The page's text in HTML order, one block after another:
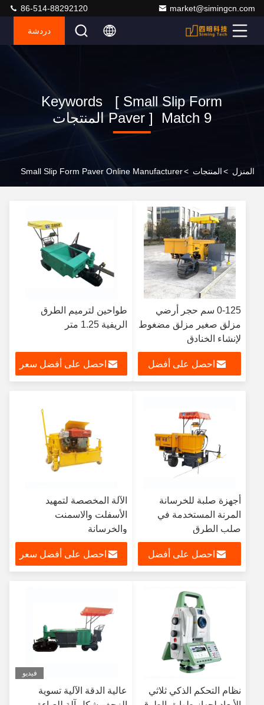
market@simingcn.com
86-514-88292120
دردشة
Keywords [ Small Slip Form
Paver ] Match 9 المنتجات
المنزل >المنتجات >
Small Slip Form Paver Online Manufacturer
0-125 سم حجر أرضي
مزلق صغير مزلق مضغوط
لإنشاء الخنادق
احصل على أفضل
طواحين لترميم الطرق
الريفية 1.25 متر
احصل على أفضل سعر
أجهزة صلبة للخرسانة
المرنة المستخدمة في
صلب الطرق
احصل على أفضل
الآلة المخصصة لتمهيد
الأسفلت والاسمنت
والخرسانة
احصل على أفضل سعر
نظام التحكم الذكي ثلاثي
فيديو
عالية الدقة الآلية تسوية